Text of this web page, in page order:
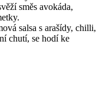
směs avokáda,
salsa s arašídy, chilli,
chutí, se hodí ke